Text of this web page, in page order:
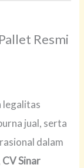
Resmi
legalitas
jual, serta
dalam
CV Sinar